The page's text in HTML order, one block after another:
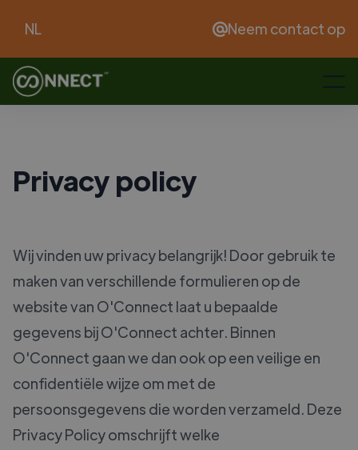
NL Neem contact op
Privacy policy
Wij vinden uw privacy belangrijk! Door gebruik te
maken van verschillende formulieren op de
website van O'Connect laat u bepaalde
gegevens bij O'Connect achter. Binnen
O'Connect gaan we dan ook op een veilige en
confidentiële wijze om met de
persoonsgegevens die worden verzameld. Deze
Privacy Policy omschrijft welke